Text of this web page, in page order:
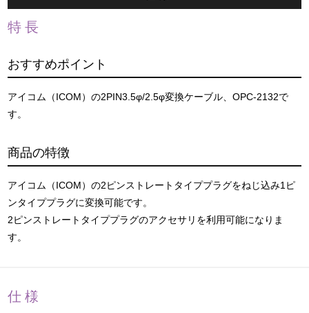
特長
おすすめポイント
アイコム（ICOM）の2PIN3.5φ/2.5φ変換ケーブル、OPC-2132で
す。
商品の特徴
アイコム（ICOM）の2ピンストレートタイププラグをねじ込み1ピ
ンタイププラグに変換可能です。
2ピンストレートタイププラグのアクセサリを利用可能になりま
す。
仕様